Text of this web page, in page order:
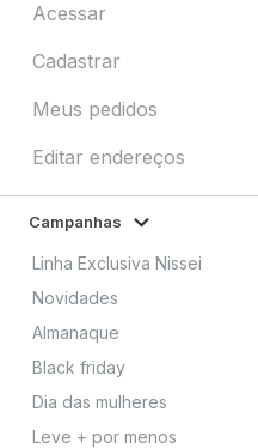
Acessar
Cadastrar
Meus pedidos
Editar endereços
Campanhas
Linha Exclusiva Nissei
Novidades
Almanaque
Black friday
Dia das mulheres
Leve + por menos